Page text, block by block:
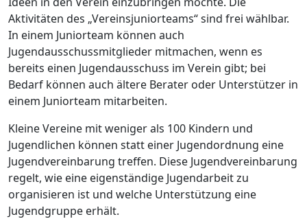
Aktivitäten des „Vereinsjuniorteams“ sind frei wählbar.
In einem Juniorteam können auch
Jugendausschussmitglieder mitmachen, wenn es
bereits einen Jugendausschuss im Verein gibt; bei
Bedarf können auch ältere Berater oder Unterstützer in
einem Juniorteam mitarbeiten.
Kleine Vereine mit weniger als 100 Kindern und
Jugendlichen können statt einer Jugendordnung eine
Jugendvereinbarung treffen. Diese Jugendvereinbarung
regelt, wie eine eigenständige Jugendarbeit zu
organisieren ist und welche Unterstützung eine
Jugendgruppe erhält.